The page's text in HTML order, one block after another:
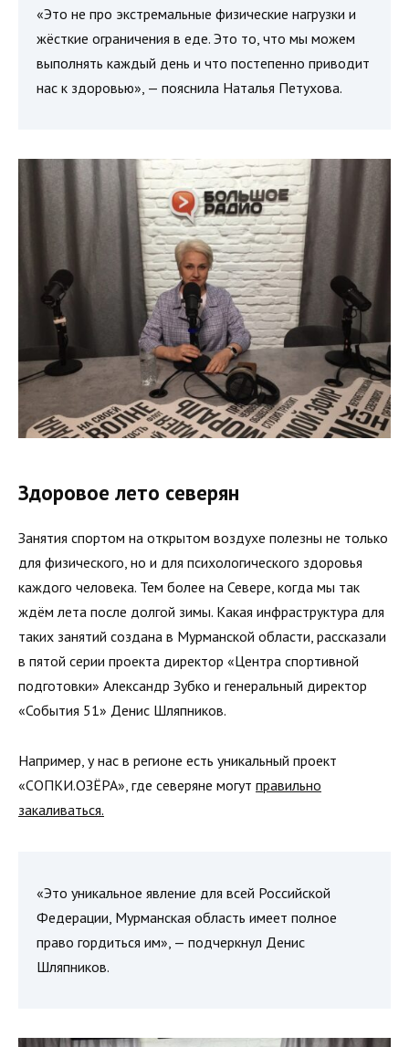
«Это не про экстремальные физические нагрузки и
жёсткие ограничения в еде. Это то, что мы можем
выполнять каждый день и что постепенно приводит
нас к здоровью», — пояснила Наталья Петухова.
Здоровое лето северян
Занятия спортом на открытом воздухе полезны не только
для физического, но и для психологического здоровья
каждого человека. Тем более на Севере, когда мы так
ждём лета после долгой зимы. Какая инфраструктура для
таких занятий создана в Мурманской области, рассказали
в пятой серии проекта директор «Центра спортивной
подготовки» Александр Зубко и генеральный директор
«События 51» Денис Шляпников.
Например, у нас в регионе есть уникальный проект
«СОПКИ.ОЗЁРА», где северяне могут правильно
закаливаться.
«Это уникальное явление для всей Российской
Федерации, Мурманская область имеет полное
право гордиться им», — подчеркнул Денис
Шляпников.